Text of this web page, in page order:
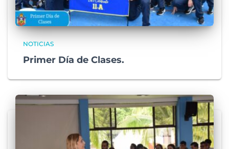
NOTICIAS
Primer Día de Clases.